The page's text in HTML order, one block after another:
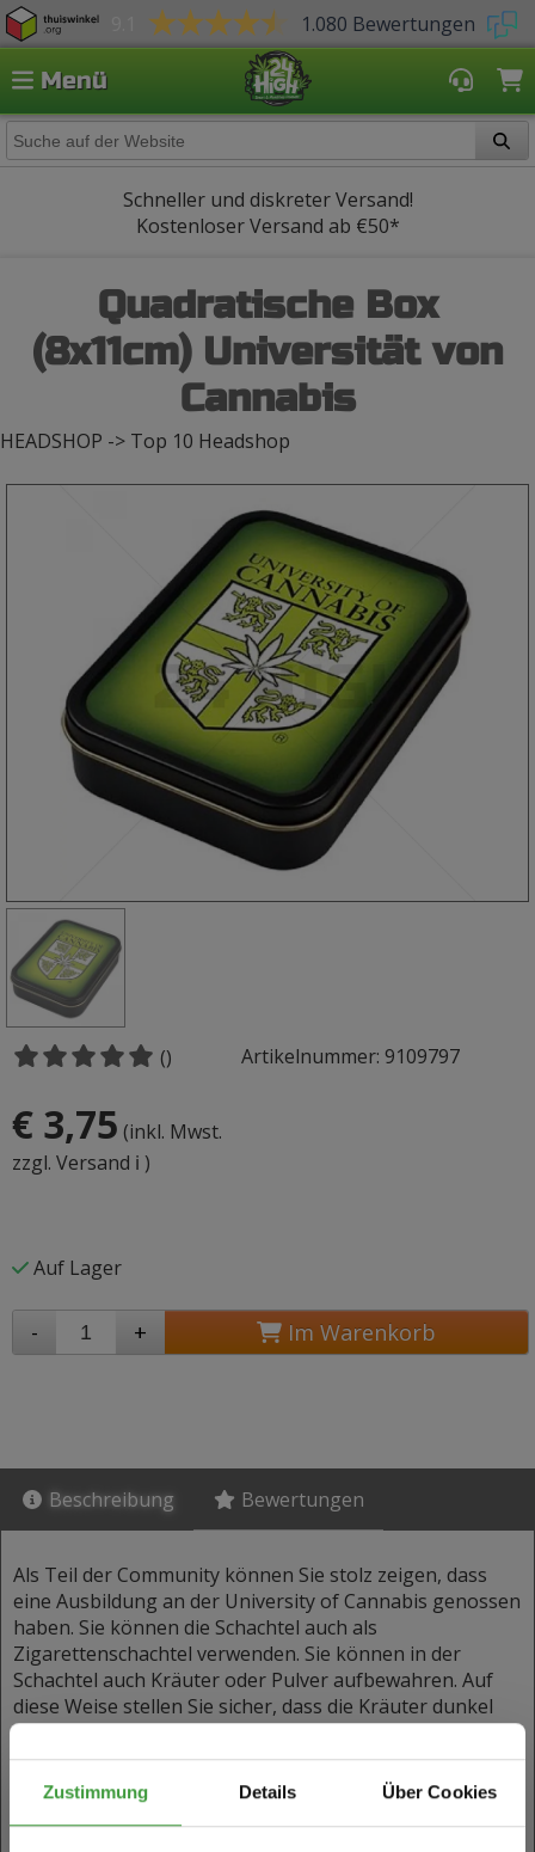
Zustimmung Details Über Cookies
1.080 Bewertungen
Menü
Schneller und diskreter Versand!
Kostenloser Versand ab €50*
Quadratische Box
(8x11cm) Universität von
Cannabis
HEADSHOP -> Top 10 Headshop
() Artikelnummer: 9109797
€ 3,75 (inkl. Mwst.
zzgl. Versand ℹ️ )
Auf Lager
- + Im Warenkorb
Beschreibung Bewertungen
Als Teil der Community können Sie stolz zeigen, dass
eine Ausbildung an der University of Cannabis genossen
haben. Sie können die Schachtel auch als
Zigarettenschachtel verwenden. Sie können in der
Schachtel auch Kräuter oder Pulver aufbewahren. Auf
diese Weise stellen Sie sicher, dass die Kräuter dunkel
und trocken aufbewahrt werden.
Zusatzinformationen:
Material: Stahl